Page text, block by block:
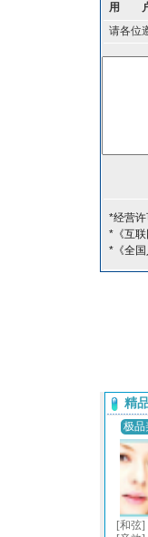
用 户
请各位
*经营
*《互联
*《全国